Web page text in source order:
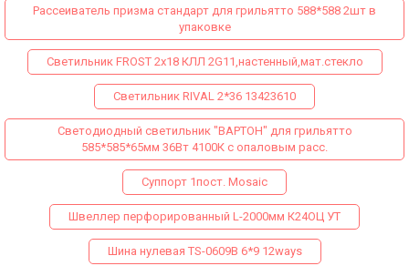
Рассеиватель призма стандарт для грильятто 588*588 2шт в
упаковке
Светильник FROST 2x18 КЛЛ 2G11,настенный,мат.стекло
Светильник RIVAL 2*36 13423610
Светодиодный светильник "ВАРТОН" для грильятто
585*585*65мм 36Вт 4100К с опаловым расс.
Суппорт 1пост. Mosaic
Швеллер перфорированный L-2000мм К24ОЦ УТ
Шина нулевая TS-0609B 6*9 12ways